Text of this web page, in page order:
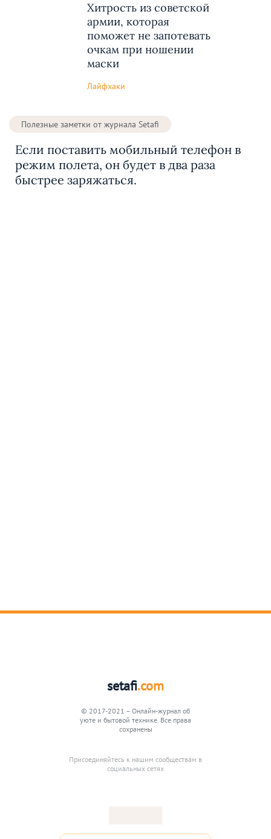
Хитрость из советской
армии, которая
поможет не запотевать
очкам при ношении
маски
Лайфхаки
Полезные заметки от журнала Setafi
setafi.com
© 2017-2021 – Онлайн-журнал об
уюте и бытовой технике. Все права
сохранены
Присоединяйтесь к нашим сообществам в
социальных сетях